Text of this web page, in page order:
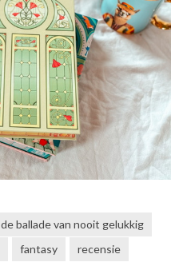
de ballade van nooit gelukkig
fantasy
recensie